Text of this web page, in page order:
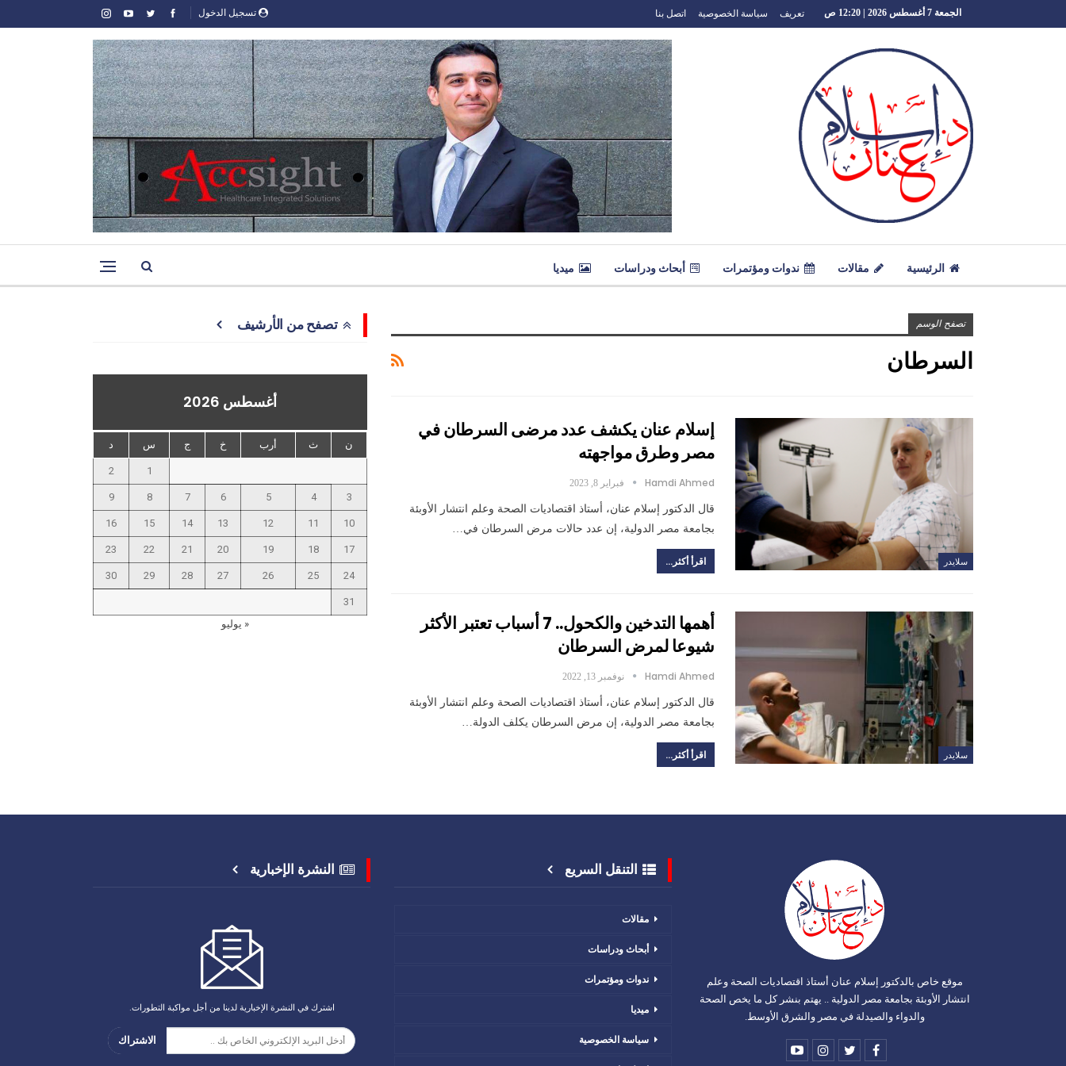
تسجيل الدخول الجمعة 7 أغسطس 2026 | 12:20 ص تعريف سياسة الخصوصية اتصل بنا
الرئيسية مقالات ندوات ومؤتمرات أبحاث ودراسات ميديا
تصفح الوسم
السرطان
سلايدر
إسلام عنان يكشف عدد مرضى السرطان في
مصر وطرق مواجهته
Hamdi Ahmed فبراير 8, 2023
قال الدكتور إسلام عنان، أستاذ اقتصاديات الصحة وعلم انتشار الأوبئة
بجامعة مصر الدولية، إن عدد حالات مرض السرطان في…
اقرأ أكثر...
سلايدر
أهمها التدخين والكحول.. 7 أسباب تعتبر الأكثر
شيوعا لمرض السرطان
Hamdi Ahmed نوفمبر 13, 2022
قال الدكتور إسلام عنان، أستاذ اقتصاديات الصحة وعلم انتشار الأوبئة
بجامعة مصر الدولية، إن مرض السرطان يكلف الدولة…
اقرأ أكثر...
تصفح من الأرشيف
أغسطس 2026
ن ث أرب خ ج س د
1
2
3
4
5
6
7
8
9
10
11
12
13
14
15
16
17
18
19
20
21
22
23
24
25
26
27
28
29
30
31
« يوليو
موقع خاص بالدكتور إسلام عنان أستاذ اقتصاديات الصحة وعلم
انتشار الأوبئة بجامعة مصر الدولية .. يهتم بنشر كل ما يخص الصحة
والدواء والصيدلة في مصر والشرق الأوسط.
التنقل السريع
مقالات
أبحاث ودراسات
ندوات ومؤتمرات
ميديا
سياسة الخصوصية
النشرة الإخبارية
اشترك في النشرة الإخبارية لدينا من أجل مواكبة التطورات.
الاشتراك